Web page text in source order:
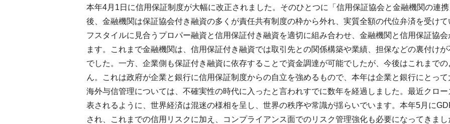
本年4月1日に信用保証制度が大幅に改正されました。そのひとつに「信用保証協会と金融機関の連
後、金融機関は保証協会付き融資の多くが責任共有制度の枠から外れ、実質全額の代位弁済を受け
フスタイルに見合うプロパー融資と信用保証付き融資を適切に組み合わせ、金融機関と信用保証協
ます。これまで金融機関は、信用保証付き融資では取引先との関係構築や業績、担保などの裏付け
でした。一方、企業側も保証付き融資に依存することで資金調達が可能でしたが、今後はこれまで
ん。これは政府が企業と銀行に信用保証制度からの自立を強めるもので、本年は企業と銀行にとっ
海外与信管理については、不確実性の時代に入ったと言われすでに数年を経過しました。最近クロ
表されるように、世界経済は混迷の様相を呈し、世界の秩序や常識が揺らいでいます。本年5月に
され、これまでの信用リスクに加え、コンプライアンス面でのリスク管理強化も必要になってきま